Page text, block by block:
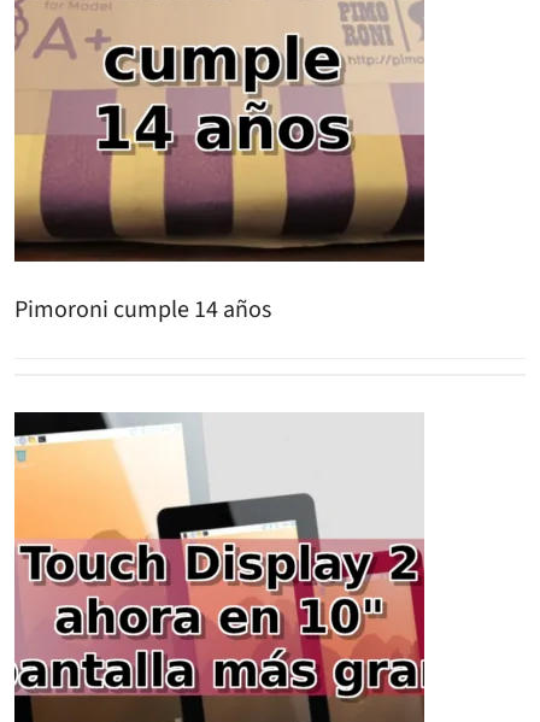
Pimoroni cumple 14 años